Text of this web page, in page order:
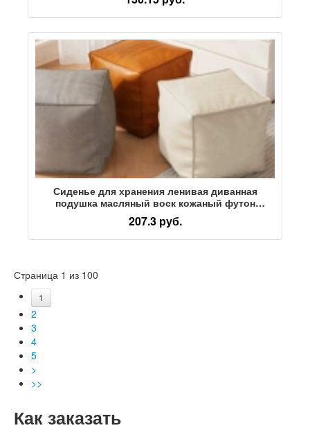
ленивые люди могут сидеть на старой одежде.
Сиденье для хранения ленивая диванная
подушка масляный воск кожаный футон
скамеечка для ног табурет для смены обуви
сумка-ящик для хранения
207.3 руб.
Страница 1 из 100
1
2
3
4
5
>
>>
Как заказать